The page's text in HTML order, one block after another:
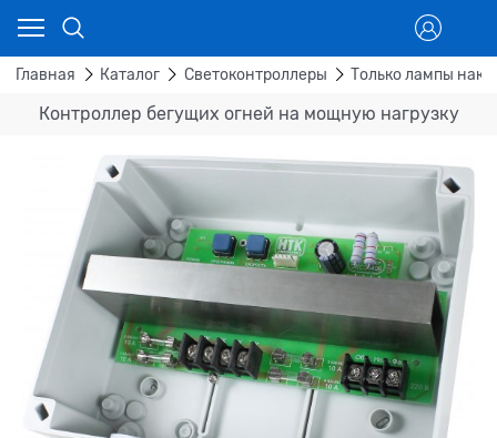
Главная Каталог Светоконтроллеры Только лампы
Контроллер бегущих огней на мощную нагрузку